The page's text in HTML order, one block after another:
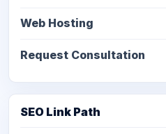
Web Hosting
Request Consultation
SEO Link Path